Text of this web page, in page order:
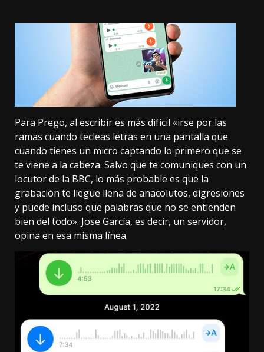
Para Prego, al escribir es más difícil «irse por las
ramas cuando tecleas letras en una pantalla que
cuando tienes un micro captando lo primero que se
te viene a la cabeza. Salvo que te comuniques con un
locutor de la BBC, lo más probable es que la
grabación te llegue llena de anacolutos, digresiones
y puede incluso que palabras que no se entienden
bien del todo». Jose García, es decir, un servidor,
opina en esa misma línea.